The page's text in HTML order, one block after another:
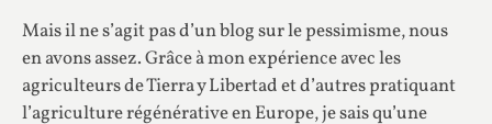
Mais il ne s’agit pas d’un blog sur le pessimisme, nous
en avons assez. Grâce à mon expérience avec les
agriculteurs de Tierra y Libertad et d’autres pratiquant
l’agriculture régénérative en Europe, je sais qu’une